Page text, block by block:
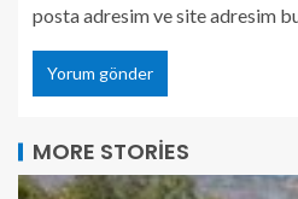
posta adresim ve site adresim
MORE STORIES